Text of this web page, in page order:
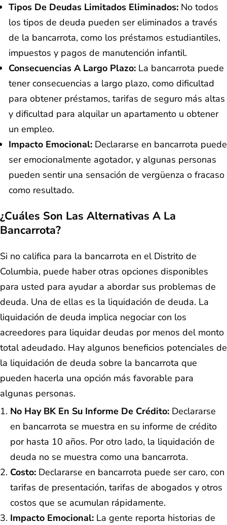
Tipos De Deudas Limitados Eliminados: No todos
los tipos de deuda pueden ser eliminados a través
de la bancarrota, como los préstamos estudiantiles,
impuestos y pagos de manutención infantil.
Consecuencias A Largo Plazo: La bancarrota puede
tener consecuencias a largo plazo, como dificultad
para obtener préstamos, tarifas de seguro más altas
y dificultad para alquilar un apartamento u obtener
un empleo.
Impacto Emocional: Declararse en bancarrota puede
ser emocionalmente agotador, y algunas personas
pueden sentir una sensación de vergüenza o fracaso
como resultado.
¿Cuáles Son Las Alternativas A La
Bancarrota?
Si no califica para la bancarrota en el Distrito de
Columbia, puede haber otras opciones disponibles
para usted para ayudar a abordar sus problemas de
deuda. Una de ellas es la liquidación de deuda. La
liquidación de deuda implica negociar con los
acreedores para liquidar deudas por menos del monto
total adeudado. Hay algunos beneficios potenciales de
la liquidación de deuda sobre la bancarrota que
pueden hacerla una opción más favorable para
algunas personas.
No Hay BK En Su Informe De Crédito: Declararse
en bancarrota se muestra en su informe de crédito
por hasta 10 años. Por otro lado, la liquidación de
deuda no se muestra como una bancarrota.
Costo: Declararse en bancarrota puede ser caro, con
tarifas de presentación, tarifas de abogados y otros
costos que se acumulan rápidamente.
Impacto Emocional: La gente reporta historias de